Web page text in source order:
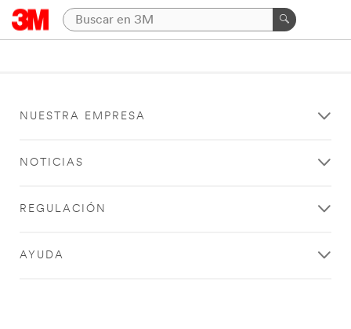
NUESTRA EMPRESA
NOTICIAS
REGULACIÓN
AYUDA